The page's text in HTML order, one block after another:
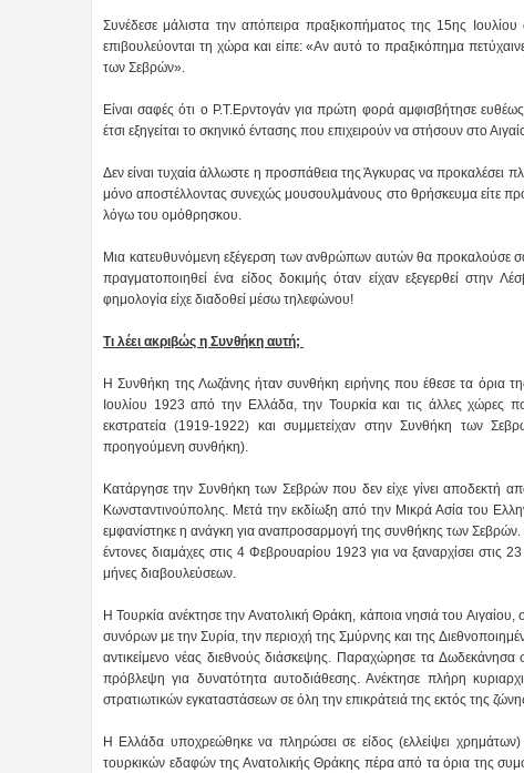
Συνέδεσε μάλιστα την απόπειρα πραξικοπήματος της 15ης
επιβουλεύονται τη χώρα και είπε: «Αν αυτό το πραξικόπημα
των Σεβρών».
Είναι σαφές ότι ο Ρ.Τ.Ερντογάν για πρώτη φορά αμφισβήτησε
έτσι εξηγείται το σκηνικό έντασης που επιχειρούν να στήσουν στο
Δεν είναι τυχαία άλλωστε η προσπάθεια της Άγκυρας να προκαλέσει
μόνο αποστέλλοντας συνεχώς μουσουλμάνους στο θρήσκευμα είτε
λόγω του ομόθρησκου.
Μια κατευθυνόμενη εξέγερση των ανθρώπων αυτών θα προκαλούσε
πραγματοποιηθεί ένα είδος δοκιμής όταν είχαν εξεγερθεί
φημολογία είχε διαδοθεί μέσω τηλεφώνου!
Τι λέει ακριβώς η Συνθήκη αυτή;
Η Συνθήκη της Λωζάνης ήταν συνθήκη ειρήνης που έθεσε τα όρια
Ιουλίου 1923 από την Ελλάδα, την Τουρκία και τις άλλες χώρες
εκστρατεία (1919-1922) και συμμετείχαν στην Συνθήκη των
προηγούμενη συνθήκη).
Κατάργησε την Συνθήκη των Σεβρών που δεν είχε γίνει αποδεκτή
Κωνσταντινούπολης. Μετά την εκδίωξη από την Μικρά Ασία του
εμφανίστηκε η ανάγκη για αναπροσαρμογή της συνθήκης των
έντονες διαμάχες στις 4 Φεβρουαρίου 1923 για να ξαναρχίσει στις
μήνες διαβουλεύσεων.
Η Τουρκία ανέκτησε την Ανατολική Θράκη, κάποια νησιά του
συνόρων με την Συρία, την περιοχή της Σμύρνης και της
αντικείμενο νέας διεθνούς διάσκεψης. Παραχώρησε τα
πρόβλεψη για δυνατότητα αυτοδιάθεσης. Ανέκτησε πλήρη
στρατιωτικών εγκαταστάσεων σε όλη την επικράτειά της εκτός της
Η Ελλάδα υποχρεώθηκε να πληρώσει σε είδος (ελλείψει
τουρκικών εδαφών της Ανατολικής Θράκης πέρα από τα όρια της